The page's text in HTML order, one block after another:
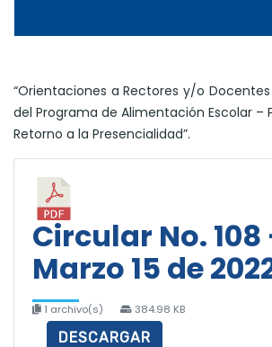
“Orientaciones a Rectores y/o
del Programa de Alimentación Escolar –
Retorno a la Presencialidad”.
Circular No. 108
Marzo 15 de
1 archivo(s) 384.98 KB
DESCARGAR